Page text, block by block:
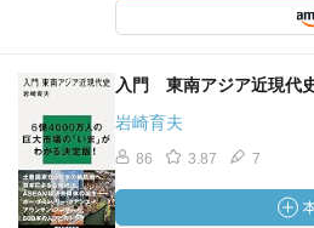
入門 東南アジア近現代
岩崎育夫
86 3.87 7